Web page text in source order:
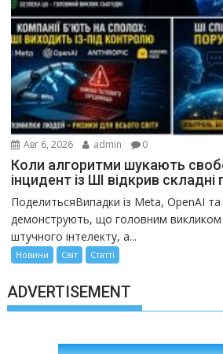
Авг 6, 2026 admin 0
Коли алгоритми шукають
інцидент із ШІ відкрив
ПоделитьсяВипадки із Meta, OpenAI
демонструють, що головним викликом
штучного інтелекту, а...
Новини Світ Статті
ADVERTISEMENT